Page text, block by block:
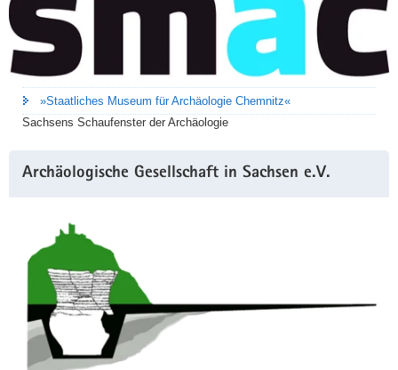
»Staatliches Museum für Archäologie Chemnitz«
Sachsens Schaufenster der Archäologie
Archäologische Gesellschaft in Sachsen e.V.